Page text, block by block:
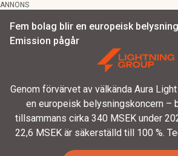
ANNONS
Fem bolag blir en europeisk
Emission pågår
Genom förvärvet av välkända Aura
en europeisk belysningskoncern –
tillsammans cirka 340 MSEK under
22,6 MSEK är säkerställd till 100 %.